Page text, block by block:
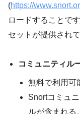
(https://
ロードすることで
セットが提供されて
コミュニティル
無料で利用可
Snortコミュ
ルが含まれる。